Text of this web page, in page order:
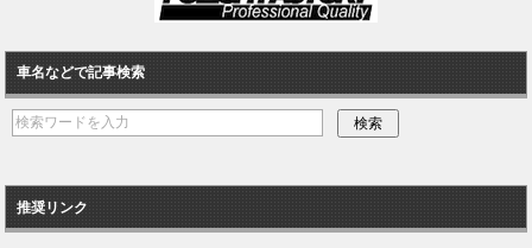
車名などで記事検索
推奨リンク